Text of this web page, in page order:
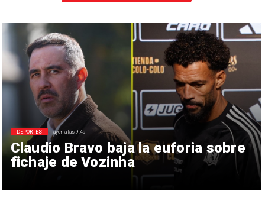
Claudio Bravo baja la euforia sobre
fichaje de Vozinha
DEPORTES ayer a las 9:49